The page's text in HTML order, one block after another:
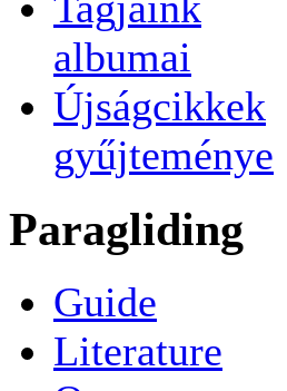
albumai
Újságcikkek
gyűjteménye
Paragliding
Guide
Literature